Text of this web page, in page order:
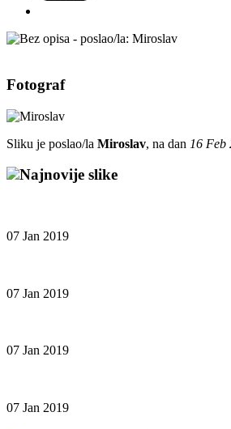
Fotograf
Sliku je poslao/la Miroslav, na dan 16 Feb
Najnovije slike
07 Jan 2019
07 Jan 2019
07 Jan 2019
07 Jan 2019